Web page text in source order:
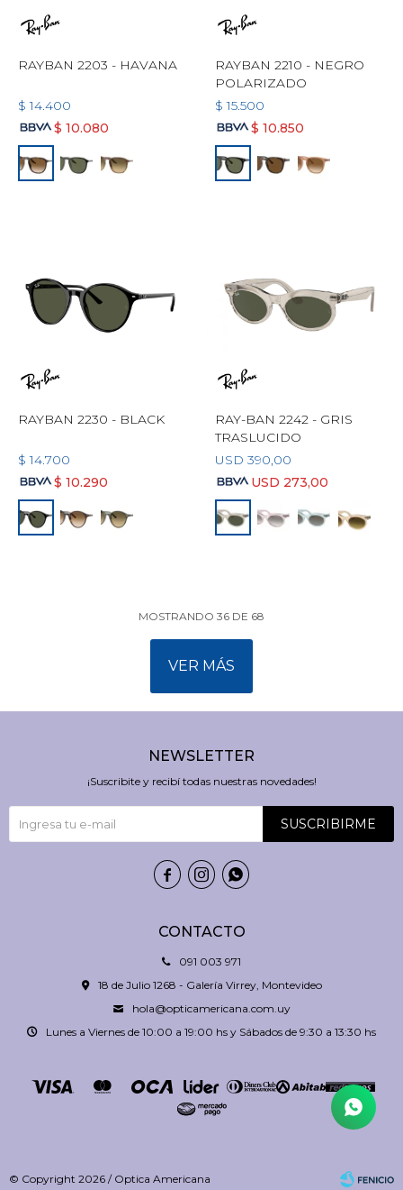
RAYBAN 2203 - HAVANA
$ 14.400
$ 10.080
RAYBAN 2210 - NEGRO
POLARIZADO
$ 15.500
$ 10.850
RAYBAN 2230 - BLACK
$ 14.700
$ 10.290
RAY-BAN 2242 - GRIS
TRASLUCIDO
USD 390,00
USD 273,00
MOSTRANDO 36 DE 68
VER MÁS
CONTACTO
091 003 971
18 de Julio 1268 - Galería Virrey, Montevideo
hola@opticamericana.com.uy
Lunes a Viernes de 10:00 a 19:00 hs y Sábados de 9:30 a 13:30 hs
NEWSLETTER
¡Suscribite y recibí todas nuestras novedades!
SUSCRIBIRME
  
© Copyright 2026 / Optica Americana